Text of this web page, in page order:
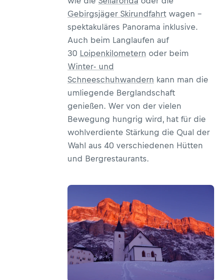
Gebirgsjäger Skirundfahrt wagen -
spektakuläres Panorama inklusive.
Auch beim Langlaufen auf
30 Loipenkilometern oder beim
Winter- und
Schneeschuhwandern kann man die
umliegende Berglandschaft
genießen. Wer von der vielen
Bewegung hungrig wird, hat für die
wohlverdiente Stärkung die Qual der
Wahl aus 40 verschiedenen Hütten
und Bergrestaurants.